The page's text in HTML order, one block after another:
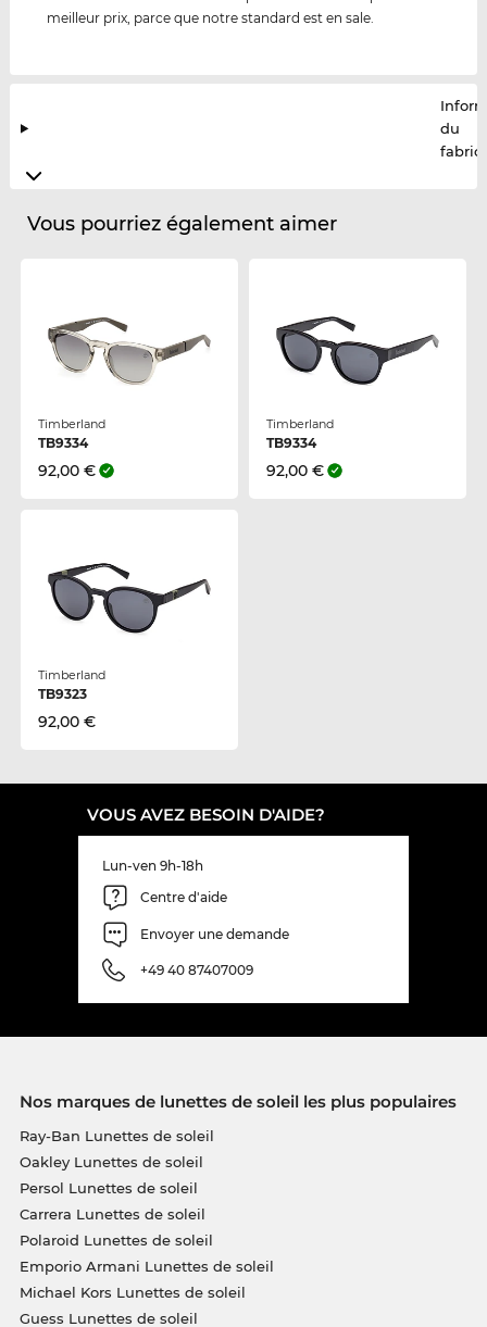
meilleur prix, parce que notre standard est en sale.
du
Vous pourriez également aimer
Timberland
TB9334
92,00 €
Timberland
TB9334
92,00 €
Timberland
TB9323
92,00 €
VOUS AVEZ BESOIN D'AIDE?
Lun-ven 9h-18h
Centre d'aide
Envoyer une demande
+49 40 87407009
Nos marques de lunettes de soleil les plus populaires
Ray-Ban Lunettes de soleil
Oakley Lunettes de soleil
Persol Lunettes de soleil
Carrera Lunettes de soleil
Polaroid Lunettes de soleil
Emporio Armani Lunettes de soleil
Michael Kors Lunettes de soleil
Guess Lunettes de soleil